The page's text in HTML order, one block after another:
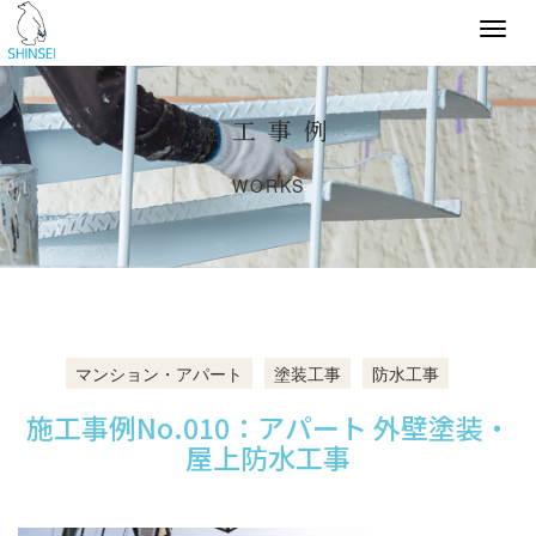
施工事例
WORKS
マンション・アパート 塗装工事 防水工事
施工事例No.010：アパート 外壁塗装・
屋上防水工事